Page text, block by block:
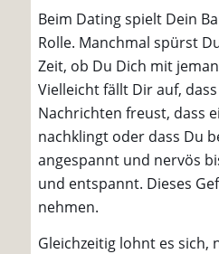
Beim Dating spielt Dein
Rolle. Manchmal spürst
Zeit, ob Du Dich mit
Vielleicht fällt Dir auf,
Nachrichten freust, dass
nachklingt oder dass Du
angespannt und nervös
und entspannt. Dieses
nehmen.
Gleichzeitig lohnt es sich,